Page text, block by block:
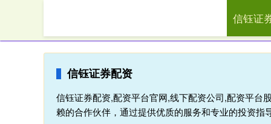
信钰
信钰证券配资
信钰证券配资,配资平台官网,线下配资公司,配资平台
赖的合作伙伴，通过提供优质的服务和专业的投资指
信钰证